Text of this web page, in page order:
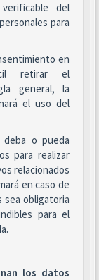
del
para
en
retirar el
general, la
el uso del
o pueda
para realizar
relacionados
en caso de
sea obligatoria
para el
los datos